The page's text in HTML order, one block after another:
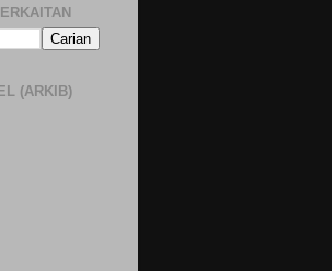
(ARKIB)